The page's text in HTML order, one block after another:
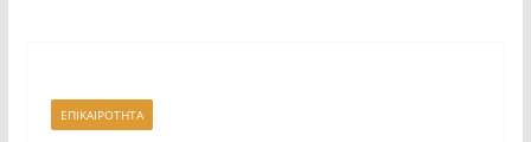
«Έλληνες» η κυβέρνηση! (φωτο)
ΕΠΙΚΑΙΡΟΤΗΤΑ